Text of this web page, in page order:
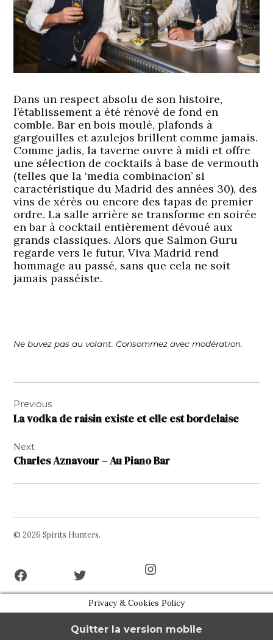
Dans un respect absolu de son histoire,
l’établissement a été rénové de fond en
comble. Bar en bois moulé, plafonds à
gargouilles et azulejos brillent comme jamais.
Comme jadis, la taverne ouvre à midi et offre
une sélection de cocktails à base de vermouth
(telles que la ‘media combinacion’ si
caractéristique du Madrid des années 30), des
vins de xérès ou encore des tapas de premier
ordre. La salle arrière se transforme en soirée
en bar à cocktail entièrement dévoué aux
grands classiques. Alors que Salmon Guru
regarde vers le futur, Viva Madrid rend
hommage au passé, sans que cela ne soit
jamais passéiste.
Ne buvez pas au volant. Consommez avec modération.
de
l’article
Previous
La vodka de raisin existe et elle est bordelaise
Next
Charles Aznavour – Au Piano Bar
© 2026 Spirits Hunters.
Privacy & Cookies Policy
Quitter la version mobile